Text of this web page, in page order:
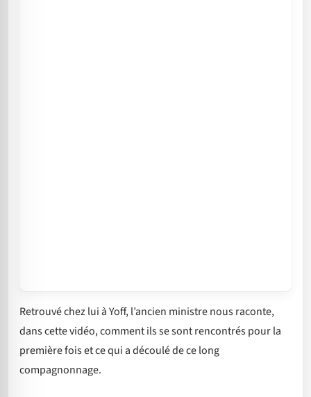
Retrouvé chez lui à Yoff, l’ancien ministre nous raconte,
dans cette vidéo, comment ils se sont rencontrés pour la
première fois et ce qui a découlé de ce long
compagnonnage.